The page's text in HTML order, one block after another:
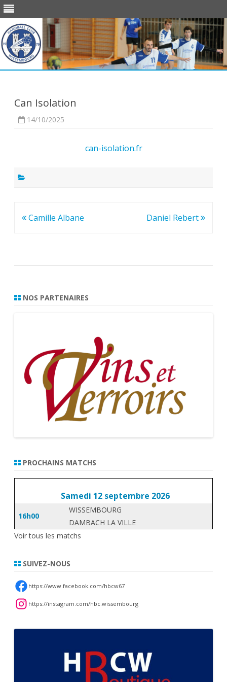
Can Isolation
14/10/2025
can-isolation.fr
Navigation
Camille Albane Daniel Rebert
NOS PARTENAIRES
PROCHAINS MATCHS
Samedi 12 septembre 2026
16h00
WISSEMBOURG
DAMBACH LA VILLE
Voir tous les matchs
SUIVEZ-NOUS
https://www.facebook.com/hbcw67
https://instagram.com/hbc.wissembourg